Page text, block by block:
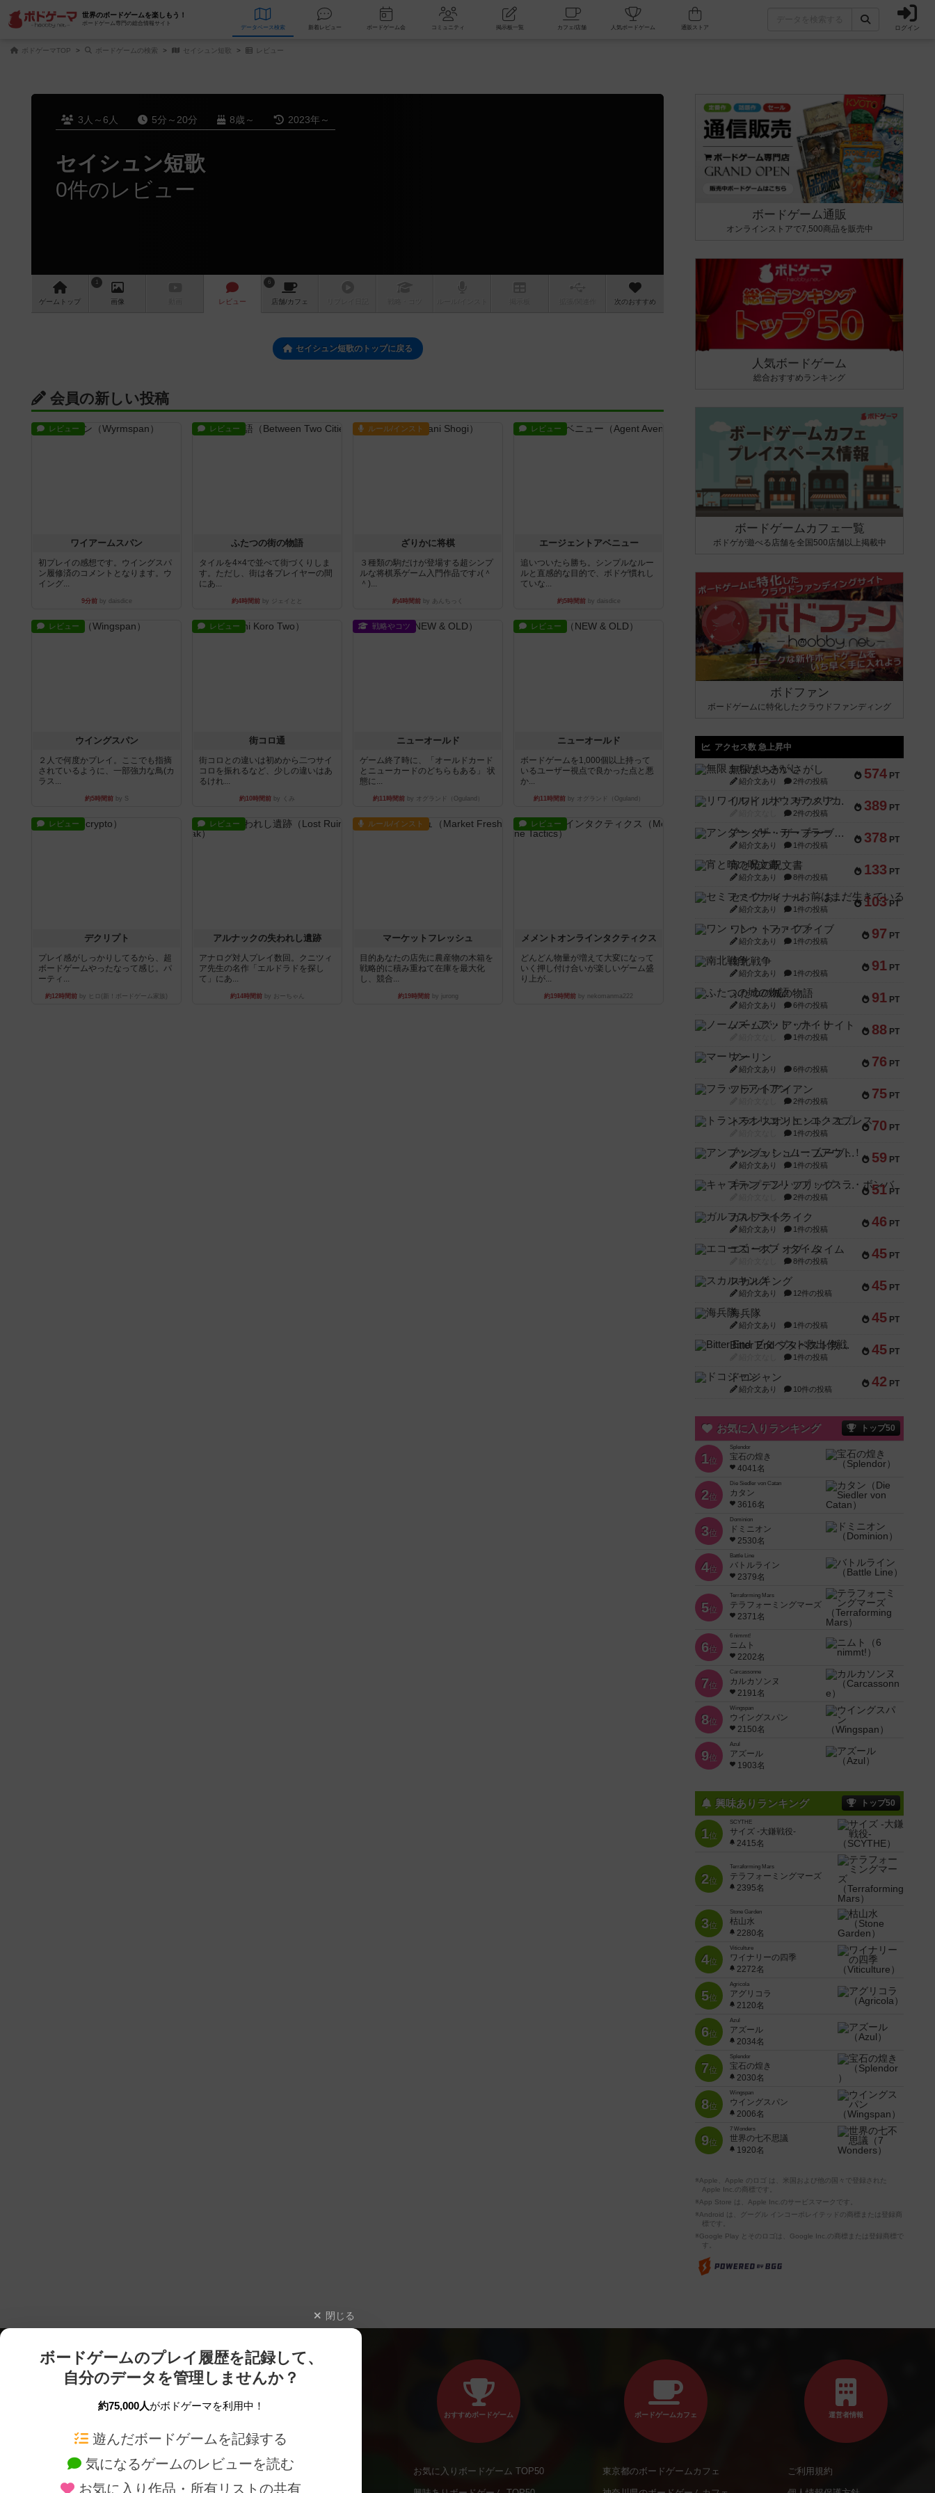
世界のボードゲームを楽しもう！
ボードゲーム専門の総合情報サイト
データベース 検索 新着レビュー ボードゲーム会 コミュニティ 掲示板一覧 カフェ/店舗 人気ボードゲーム ログイン
ボドゲーマTOP ボードゲームの検索 セイシュン短歌 レビュー
3人～6人 5分～20分 8歳～ 2023年～
セイシュン短歌
0件のレビュー
ゲーム トップ
1
画像 レビュー
6
店舗/カフェ 次のおすすめ
セイシュン短歌のトップに戻る
会員の新しい投稿
レビュー
ワイアームスパン
初プレイの感想です。ウイングスパ
ン履修済のコメントとなります。ウ
イング...
9分前by daisdice
レビュー
ふたつの街の物語
タイルを4×4で並べて街づくりしま
す。ただし、街は各プレイヤーの間
にあ...
約4時間前 by ジェイとと
ルール/インスト
ざりかに将棋
３種類の駒だけが登場する超シンプ
ルな将棋系ゲーム入門作品です♪(＾
＾)...
約4時間前 by あんちっく
レビュー
エージェントアベニュー
追いついたら勝ち。シンプルなルー
ルと直感的な目的で、ボドゲ慣れし
ていな...
約5時間前by daisdice
レビュー
ウイングスパン
２人で何度かプレイ。ここでも指摘
されているように、一部強力な鳥(カ
ラス...
約5時間前by S
レビュー
街コロ通
街コロとの違いは初めから二つサイ
コロを振れるなど、少しの違いはあ
るけれ...
約10時間前 by くみ
戦略やコツ
ニューオールド
ゲーム終了時に、「オールドカード
とニューカードのどちらもある」 状
態に...
約11時間前by オグランド（Oguland）
レビュー
ニューオールド
ボードゲームを1,000個以上持って
いるユーザー視点で良かった点と悪
か...
約11時間前by オグランド（Oguland）
レビュー
デクリプト
プレイ感がしっかりしてるから、超
ボードゲームやったなって感じ。パ
ーティ...
約12時間前 by ヒロ(新！ボードゲーム家族)
レビュー
アルナックの失われし遺跡
アナログ対人プレイ数回。クニツィ
ア先生の名作「エルドラドを探し
て」にあ...
約14時間前by おーちゃん
ルール/インスト
マーケットフレッシュ
目的あなたの店先に農産物の木箱を
戦略的に積み重ねて在庫を最大化
し、競合...
約19時間前by jurong
レビュー
メメントオンラインタクティクス
どんどん物量が増えて大変になって
いく押し付け合いが楽しいゲーム盛
り上が...
約19時間前 by nekomanma222
ボードゲーム通販
オンラインストアで7,500商品を販売中
人気ボードゲーム
総合おすすめランキング
ボードゲームカフェ一覧
ボドゲが遊べる店舗を全国500店舗以上掲載中
ボドファン
ボードゲームに特化したクラウドファンディング
アクセス数 急上昇中
574 PT
無限まちがいさがし
紹介文あり 2件の投稿
389 PT
リワイルド：サウスアメリカ
2件の投稿
378 PT
アンダー・ザ・テーブラー
紹介文あり 1件の投稿
133 PT
宵と暁の呪文書
紹介文あり 8件の投稿
103 PT
セミファイナル ～お前はまだ生きている～
紹介文あり 1件の投稿
97 PT
ワン・トゥ・ファイブ
紹介文あり 1件の投稿
91 PT
南北戦争
紹介文あり 1件の投稿
91 PT
ふたつの城の物語
紹介文あり 6件の投稿
88 PT
ノームズ・アット・ナイト
1件の投稿
76 PT
マーリン
紹介文あり 6件の投稿
75 PT
フラットアイアン
2件の投稿
70 PT
トランスオリエント・エクスプレス
1件の投稿
59 PT
アンブッシュ！：ムーブアウト！
紹介文あり 1件の投稿
51 PT
キャプテン・フリップ：イスラ・ボンバ
2件の投稿
46 PT
ガルフストライク
紹介文あり 1件の投稿
45 PT
エコーズ・オブ・タイム
8件の投稿
45 PT
スカルキング
紹介文あり 12件の投稿
45 PT
海兵隊
紹介文あり 1件の投稿
45 PT
Bitter End ブタペスト救出作戦
1件の投稿
42 PT
ドコジャン
紹介文あり 10件の投稿
お気に入りランキング トップ50
1位
Splendor
宝石の煌き
4041名
2位
Die Siedler von Catan
カタン
3616名
3位
Dominion
ドミニオン
2530名
4位
Battle Line
バトルライン
2379名
5位
Terraforming Mars
テラフォーミングマーズ
2371名
6位
6 nimmt!
ニムト
2202名
7位
Carcassonne
カルカソンヌ
2191名
8位
Wingspan
ウイングスパン
2150名
9位
Azul
アズール
1903名
興味ありランキング トップ50
1位
SCYTHE
サイズ -大鎌戦役-
2415名
2位
Terraforming Mars
テラフォーミングマーズ
2395名
3位
Stone Garden
枯山水
2280名
4位
Viticulture
ワイナリーの四季
2272名
5位
Agricola
アグリコラ
2120名
6位
Azul
アズール
2034名
7位
Splendor
宝石の煌き
2030名
8位
Wingspan
ウイングスパン
2006名
9位
7 Wonders
世界の七不思議
1920名
※Apple、Apple のロゴ は、米国および他の国々で登録された
Apple Inc.の商標です。
※App Store は、Apple Inc.のサービスマークです。
※Android は、グーグル インコーポレイテッドの商標または登録商
標です。
※Google Play とそのロゴは、Google Inc.の商標または登録商標で
す。
閉じる
ボードゲームのプレイ履歴を記録して、
自分のデータを管理しませんか？
約75,000人がボドゲーマを利用中！
遊んだボードゲームを記録する
気になるゲームのレビューを読む
お気に入り作品・所有リストの共有
ボードゲームを検索する 新作・再入荷情報
おすすめボードゲーム
お気に入りボードゲーム TOP50
ボードゲームカフェ
東京都のボードゲームカフェ
運営者情報
ご利用規約